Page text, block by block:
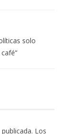
solo
Los